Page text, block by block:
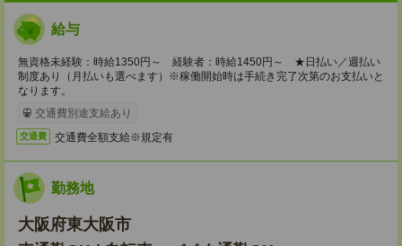
給与
無資格未経験：時給1350円～ 経験者：時給1450円～ ★日払い／週払い
制度あり（月払いも選べます）※稼働開始時は手続き完了次第のお支払いと
なります。
交通費別途支給あり
交通費 交通費全額支給※規定有
勤務地
大阪府東大阪市